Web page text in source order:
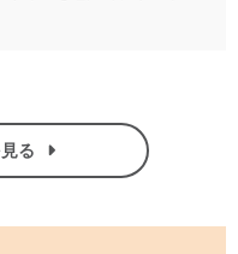
る